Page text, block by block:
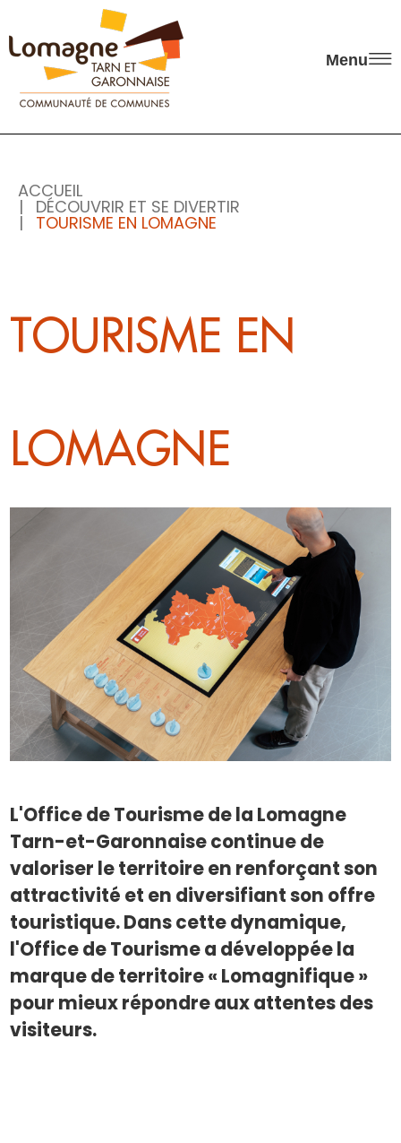
Panneau de gestion des cookies
Menu
ACCUEIL
DÉCOUVRIR ET SE DIVERTIR
TOURISME EN LOMAGNE
TOURISME EN
LOMAGNE
L'Office de Tourisme de la Lomagne
Tarn-et-Garonnaise continue de
valoriser le territoire en renforçant son
attractivité et en diversifiant son offre
touristique. Dans cette dynamique,
l'Office de Tourisme a développée la
marque de territoire « Lomagnifique »
pour mieux répondre aux attentes des
visiteurs.